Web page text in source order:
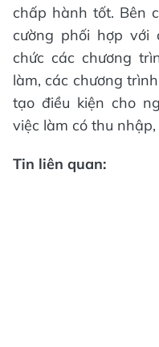
chấp hành tốt. Bên
cường phối hợp
chức các chương
làm, các chương
tạo điều kiện cho
việc làm có thu nhập,
Tin liên quan: